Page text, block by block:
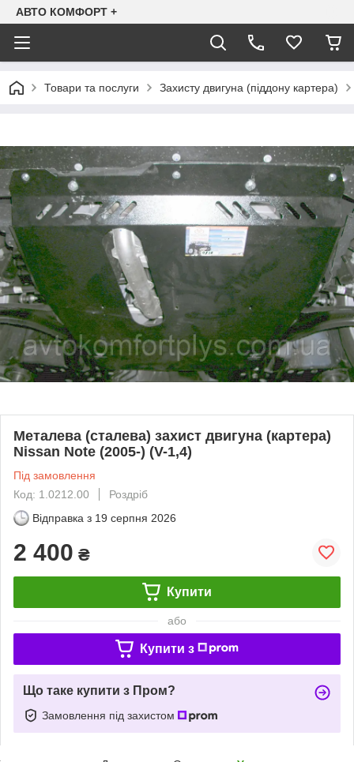
АВТО КОМФОРТ +
Товари та послуги Захисту двигуна (піддону картера)
Металева (сталева) захист двигуна (картера)
Nissan Note (2005-) (V-1,4)
Під замовлення
Код: 1.0212.00
Роздріб
Відправка з 19 серпня 2026
2 400 ₴
Купити
або
Купити з
Що таке купити з Пром?
Замовлення під захистом